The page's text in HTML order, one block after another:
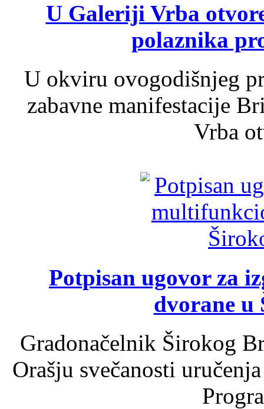
U Galeriji Vrba
polaznika
U okviru ovogodišnjeg
zabavne manifestacije
Vrba
Potpisan ugovor za
dvorane u
Gradonačelnik Širokog
Orašju svečanosti